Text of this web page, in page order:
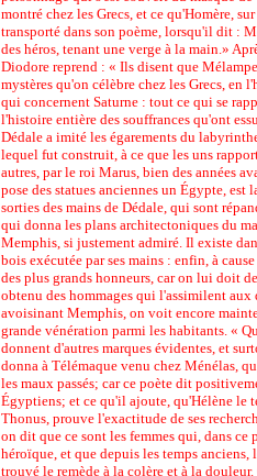
montré chez les Grecs, et ce qu'Homère,
transporté dans son poème, lorsqu'il dit :
des héros, tenant une verge à la main.»
Diodore reprend : « Ils disent que
mystères qu'on célèbre chez les Grecs, en
qui concernent Saturne : tout ce qui se
l'histoire entière des souffrances qu'ont
Dédale a imité les égarements du
lequel fut construit, à ce que les uns
autres, par le roi Marus, bien des années
pose des statues anciennes un Égypte, est
sorties des mains de Dédale, qui sont
qui donna les plans architectoniques du
Memphis, si justement admiré. Il existe
bois exécutée par ses mains : enfin, à
des plus grands honneurs, car on lui doit
obtenu des hommages qui l'assimilent aux
avoisinant Memphis, on voit encore
grande vénération parmi les habitants. «
donnent d'autres marques évidentes, et
donna à Télémaque venu chez Ménélas,
les maux passés; car ce poète dit
Égyptiens; et ce qu'il ajoute, qu'Hélène le
Thonus, prouve l'exactitude de ses
on dit que ce sont les femmes qui, dans ce
héroïque, et que depuis les temps anciens,
trouvé le remède à la colère et à la